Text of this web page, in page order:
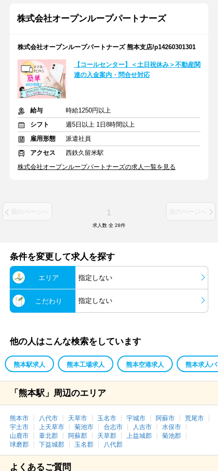
株式会社オープンループパートナーズ
株式会社オープンループパートナーズ 熊本支店/p14260301301
【コールセンター】＜土日祝休み＞不動産関
連の入金案内・問合せ対応
給与
時給1250円以上
シフト
週5日以上 1日8時間以上
雇用形態
派遣社員
アクセス
西鉄久留米駅
株式会社オープンループパートナーズの求人一覧を見る
前のページへ 1 次のページへ
求人数 全 28件
条件を変更して求人を探す
エリア 指定しない
こだわり 指定しない
他の人はこんな検索をしています
熊本駅求人 熊本工場求人 熊本空港求人 熊本求人
「熊本駅」周辺のエリア
熊本市 八代市 天草市 玉名市 宇城市 阿蘇市
荒尾市
宇土市
上天草市 菊池市 合志市 人吉市
水俣市
山鹿市
葦北郡 阿蘇郡 天草郡 上益城郡
菊池郡
球磨郡
下益城郡 玉名郡 八代郡
よくあるご質問